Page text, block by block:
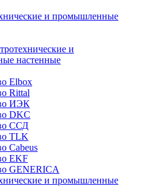
и промышленные
и
настенные
Elbox
Rittal
ИЭК
DKC
ССД
TLK
Cabeus
EKF
GENERICA
и промышленные